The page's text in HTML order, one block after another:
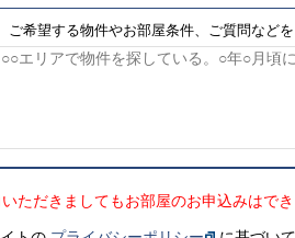
ご希望する物件やお部屋条件、ご質問などを
ただきましてもお部屋のお申込みはでき